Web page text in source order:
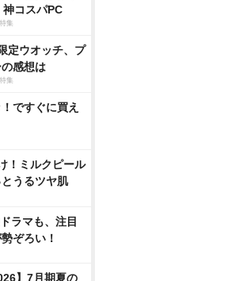
神コスパPC
集
定ウオッチ、プ
感想は
集
ですぐに買え
！ミルクピール
うるツヤ肌
ラマも、注目
ぞろい！
】7月期夏の